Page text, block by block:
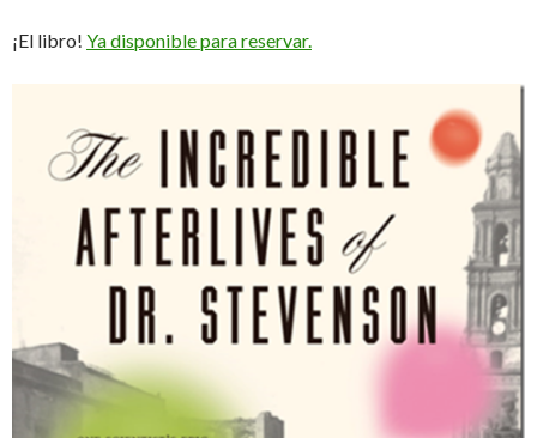
¡El libro! Ya disponible para reservar.